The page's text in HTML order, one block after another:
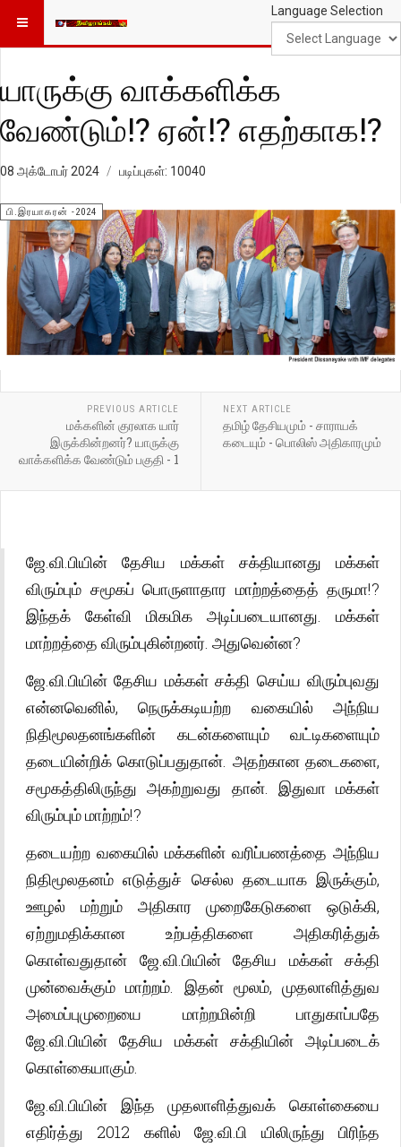
Language Selection
யாருக்கு வாக்களிக்க
வேண்டும்!? ஏன்!? எதற்காக!?
08 அக்டோபர் 2024 படிப்புகள்: 10040
பி.இரயாகரன் -2024
PREVIOUS ARTICLE
மக்களின் குரலாக யார்
இருக்கின்றனர்? யாருக்கு
வாக்களிக்க வேண்டும் பகுதி - 1
NEXT ARTICLE
தமிழ் தேசியமும் - சாராயக்
கடையும் - பொலிஸ் அதிகாரமும்
ஜே.வி.பியின் தேசிய மக்கள் சக்தியானது மக்கள்
விரும்பும் சமூகப் பொருளாதார மாற்றத்தைத் தருமா!?
இந்தக் கேள்வி மிகமிக அடிப்படையானது. மக்கள்
மாற்றத்தை விரும்புகின்றனர். அதுவென்ன?
ஜே.வி.பியின் தேசிய மக்கள் சக்தி செய்ய விரும்புவது
என்னவெனில், நெருக்கடியற்ற வகையில் அந்நிய
நிதிமூலதனங்களின் கடன்களையும் வட்டிகளையும்
தடையின்றிக் கொடுப்பதுதான். அதற்கான தடைகளை,
சமூகத்திலிருந்து அகற்றுவது தான். இதுவா மக்கள்
விரும்பும் மாற்றம்!?
தடையற்ற வகையில் மக்களின் வரிப்பணத்தை அந்நிய
நிதிமூலதனம் எடுத்துச் செல்ல தடையாக இருக்கும்,
ஊழல் மற்றும் அதிகார முறைகேடுகளை ஒடுக்கி,
ஏற்றுமதிக்கான உற்பத்திகளை அதிகரித்துக்
கொள்வதுதான் ஜே.வி.பியின் தேசிய மக்கள் சக்தி
முன்வைக்கும் மாற்றம். இதன் மூலம், முதலாளித்துவ
அமைப்புமுறையை மாற்றமின்றி பாதுகாப்பதே
ஜே.வி.பியின் தேசிய மக்கள் சக்தியின் அடிப்படைக்
கொள்கையாகும்.
ஜே.வி.பியின் இந்த முதலாளித்துவக் கொள்கையை
எதிர்த்து 2012 களில் ஜே.வி.பி யிலிருந்து பிரிந்த